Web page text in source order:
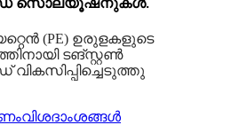
സൊല്യൂഷനുകൾ.
(PE) ഉരുളകളുടെ
ടങ്സ്റ്റൺ
വിശദാംശങ്ങൾ